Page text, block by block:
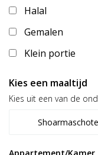
Halal
Gemalen
Klein portie
Kies een maaltijd
Kies uit een van de